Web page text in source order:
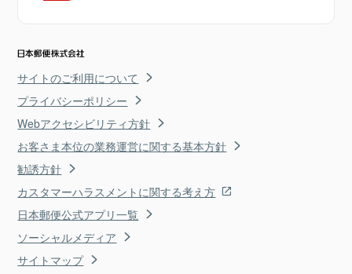
サイトのご利用について
プライバシーポリシー
Webアクセシビリティ方針
お客さま本位の業務運営に関する基本方針
勧誘方針
カスタマーハラスメントに関する考え方
日本郵便公式アプリ一覧
ソーシャルメディア
サイトマップ